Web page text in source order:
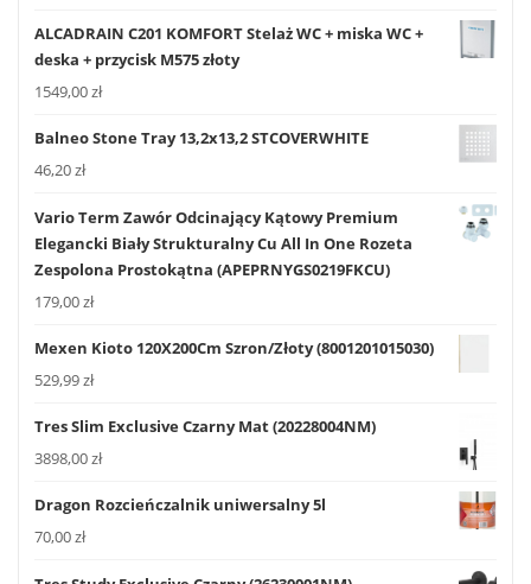
ALCADRAIN C201 KOMFORT Stelaż WC + miska WC +
deska + przycisk M575 złoty
1549,00zł
Balneo Stone Tray 13,2x13,2 STCOVERWHITE
46,20zł
Vario Term Zawór Odcinający Kątowy Premium
Elegancki Biały Strukturalny Cu All In One Rozeta
Zespolona Prostokątna (APEPRNYGS0219FKCU)
179,00zł
Mexen Kioto 120X200Cm Szron/Złoty (8001201015030)
529,99zł
Tres Slim Exclusive Czarny Mat (20228004NM)
3898,00zł
Dragon Rozcieńczalnik uniwersalny 5l
70,00zł